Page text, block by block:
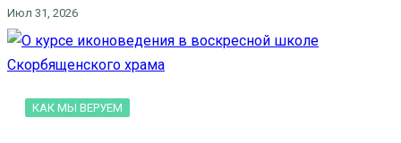
Июл 31, 2026
КАК МЫ ВЕРУЕМ